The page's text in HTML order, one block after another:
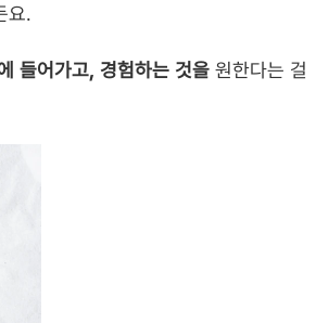
요.
들어가고, 경험하는 것을 원한다는 걸